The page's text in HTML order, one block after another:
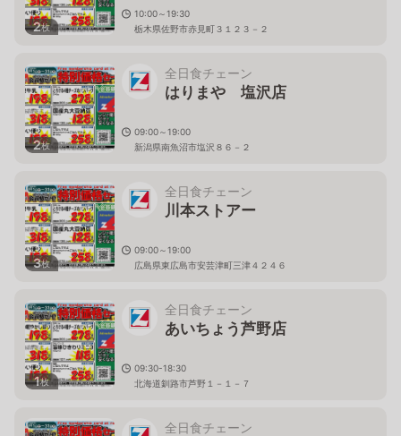
2枚
10:00～19:30
栃木県佐野市赤見町３１２３－２
2枚
全日食チェーン
はりまや 塩沢店
09:00～19:00
新潟県南魚沼市塩沢８６－２
3枚
全日食チェーン
川本ストアー
09:00～19:00
広島県東広島市安芸津町三津４２４６
1枚
全日食チェーン
あいちょう芦野店
09:30-18:30
北海道釧路市芦野１－１－７
全日食チェーン